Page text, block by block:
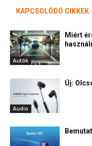
KAPCSOLÓDÓ CIKKEK
Autók
Miért
Audio
Új: